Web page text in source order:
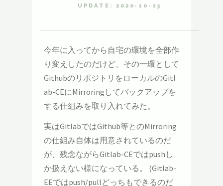
UPDATE: 2020-10-13
今年に入ってから自宅の環境を全部作
り変えしたのだけど、その一環として
GithubのリポジトリをローカルのGitl
ab-CEにMirroringしてバックアップを
する仕組みを取り入れてみた。
実はGitlabではGithub等とのMirroring
の仕組み自体は用意されているのだ
が、残念ながらGitlab-CEではpushし
か扱えない様になっている。 (Gitlab-
EEではpush/pullどっちもできるのだ